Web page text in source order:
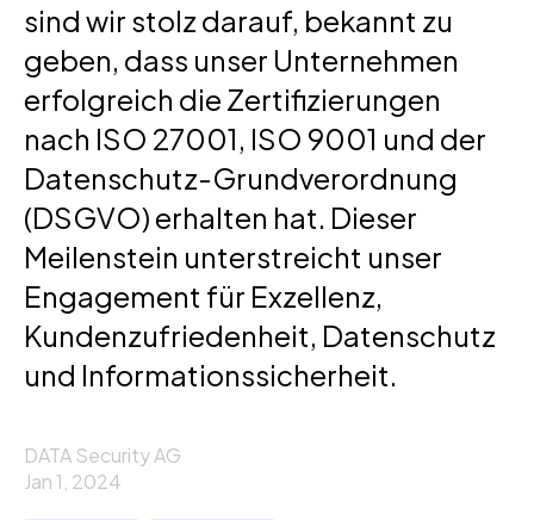
sind wir stolz darauf, bekannt zu
geben, dass unser Unternehmen
erfolgreich die Zertifizierungen
nach ISO 27001, ISO 9001 und der
Datenschutz-Grundverordnung
(DSGVO) erhalten hat. Dieser
Meilenstein unterstreicht unser
Engagement für Exzellenz,
Kundenzufriedenheit, Datenschutz
und Informationssicherheit.
DATA Security AG
Jan 1, 2024